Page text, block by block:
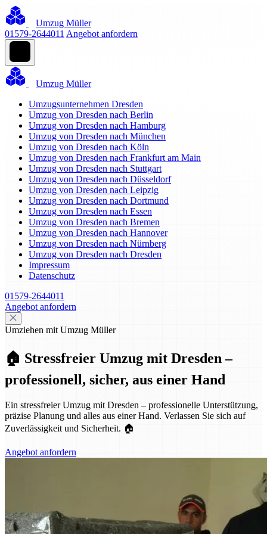
Umzug Müller
01579-2644011 Angebot anfordern
Umzug Müller
Umzugsunternehmen Dresden
Umzug von Dresden nach Berlin
Umzug von Dresden nach Hamburg
Umzug von Dresden nach München
Umzug von Dresden nach Köln
Umzug von Dresden nach Frankfurt am Main
Umzug von Dresden nach Stuttgart
Umzug von Dresden nach Düsseldorf
Umzug von Dresden nach Leipzig
Umzug von Dresden nach Dortmund
Umzug von Dresden nach Essen
Umzug von Dresden nach Bremen
Umzug von Dresden nach Hannover
Umzug von Dresden nach Nürnberg
Umzug von Dresden nach Dresden
Impressum
Datenschutz
01579-2644011
Angebot anfordern
Umziehen mit Umzug Müller
🏠 Stressfreier Umzug mit Dresden –
professionell, sicher, aus einer Hand
Ein stressfreier Umzug mit Dresden – professionelle Unterstützung,
präzise Planung und alles aus einer Hand. Verlassen Sie sich auf
Zuverlässigkeit und Sicherheit. 🏠
Angebot anfordern